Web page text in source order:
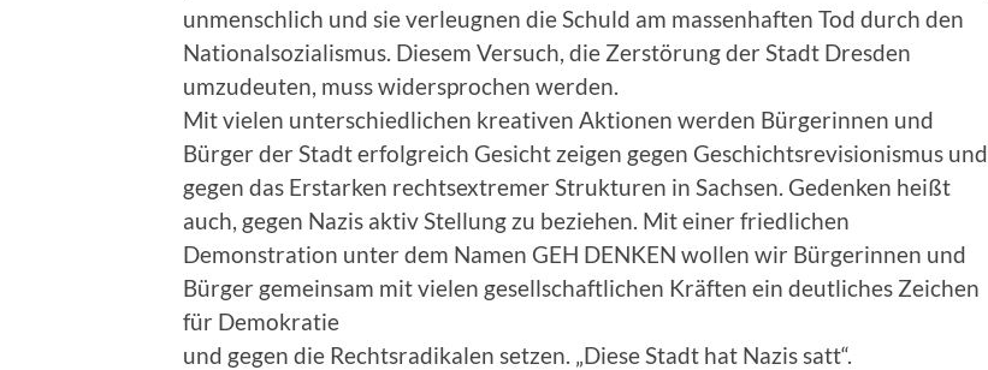
unmenschlich und sie verleugnen die Schuld am massenhaften Tod durch den
Nationalsozialismus. Diesem Versuch, die Zerstörung der Stadt Dresden
umzudeuten, muss widersprochen werden.
Mit vielen unterschiedlichen kreativen Aktionen werden Bürgerinnen und
Bürger der Stadt erfolgreich Gesicht zeigen gegen Geschichtsrevisionismus und
gegen das Erstarken rechtsextremer Strukturen in Sachsen. Gedenken heißt
auch, gegen Nazis aktiv Stellung zu beziehen. Mit einer friedlichen
Demonstration unter dem Namen GEH DENKEN wollen wir Bürgerinnen und
Bürger gemeinsam mit vielen gesellschaftlichen Kräften ein deutliches Zeichen
für Demokratie
und gegen die Rechtsradikalen setzen. „Diese Stadt hat Nazis satt“.